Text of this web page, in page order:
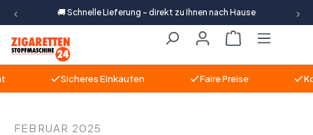
Zum Hauptinhalt springen
‹ 🚚 Schnelle Lieferung – direkt zu Ihnen nach Hause ›
Warenkorb
Sicheres Einkaufen Faire Preise
FEBRUAR 2025